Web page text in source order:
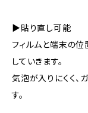
▶貼り直し可能
フィルムと端末の
していきます。
気泡が入りにくく、
す。